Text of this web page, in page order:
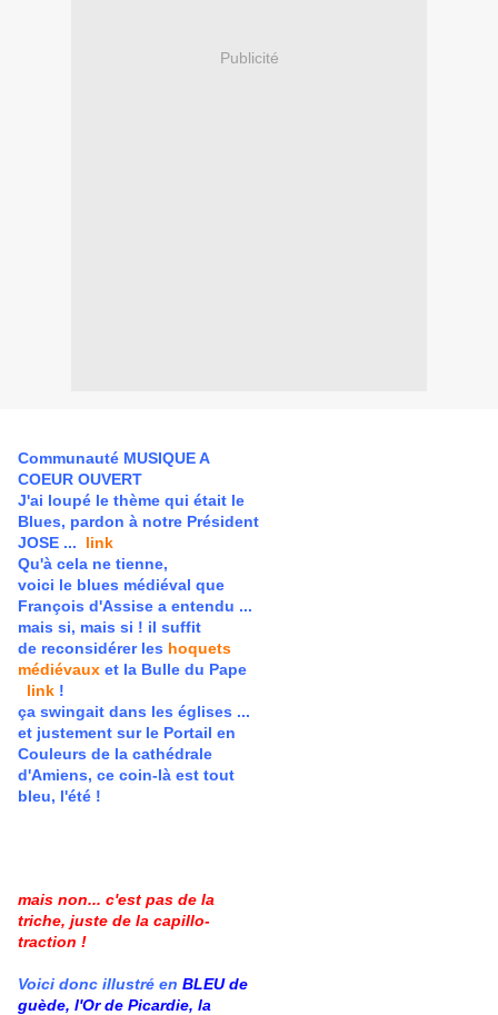
Publicité
Communauté MUSIQUE A
COEUR OUVERT
J'ai loupé le thème qui était le
Blues, pardon à notre Président
JOSE ... link
Qu'à cela ne tienne,
voici le blues médiéval que
François d'Assise a entendu ...
mais si, mais si ! il suffit
de reconsidérer les hoquets
médiévaux et la Bulle du Pape
link !
ça swingait dans les églises ...
et justement sur le Portail en
Couleurs de la cathédrale
d'Amiens, ce coin-là est tout
bleu, l'été !
mais non... c'est pas de la
triche, juste de la capillo-
traction !
Voici donc illustré en BLEU de
guède, l'Or de Picardie, la